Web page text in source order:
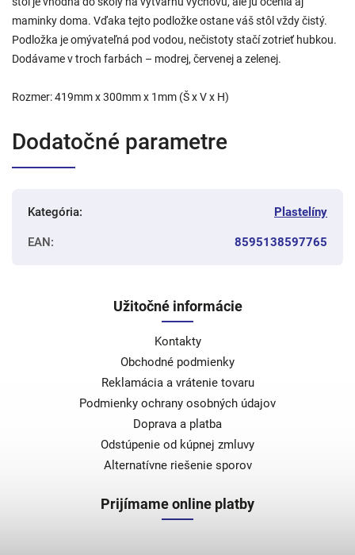
maminky doma. Vďaka tejto podložke ostane váš stôl vždy čistý.
Podložka je omývateľná pod vodou, nečistoty stačí zotrieť hubkou.
Dodávame v troch farbách – modrej, červenej a zelenej.
Rozmer: 419mm x 300mm x 1mm (Š x V x H)
Dodatočné parametre
Kategória: Plastelíny
EAN: 8595138597765
Užitočné informácie
Kontakty
Obchodné podmienky
Reklamácia a vrátenie tovaru
Podmienky ochrany osobných údajov
Doprava a platba
Odstúpenie od kúpnej zmluvy
Alternatívne riešenie sporov
Prijímame online platby